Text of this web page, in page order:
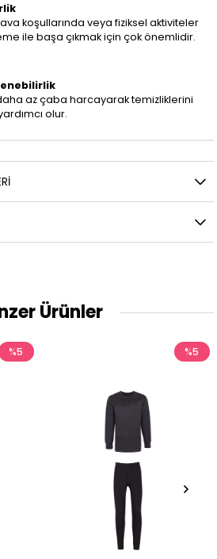
koşullarında veya fiziksel aktiviteler
ile başa çıkmak için çok önemlidir.
daha az çaba harcayarak temizliklerini
olur.
Ürünler